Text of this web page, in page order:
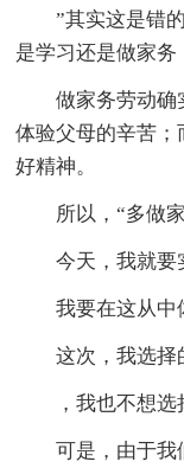
”其实这是错的
是学习还是做家务
做家务劳动确实
体验父母的辛苦；
好精神。
所以，“多做家
今天，我就要
我要在这从中
这次，我选择
，我也不想选
可是，由于我